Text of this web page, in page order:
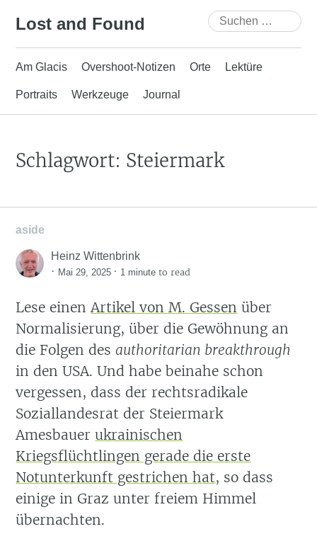
Lost and Found
Suchen
nach:
Am Glacis Overshoot-Notizen Orte Lektüre
Portraits Werkzeuge Journal
Schlagwort: Steiermark
aside
Heinz Wittenbrink
· Mai 29, 2025 · 1 minute to read
Lese einenArtikel von M. Gessen über
Normalisierung, über die Gewöhnung an
die Folgen desauthoritarian breakthrough
in den USA. Und habe beinahe schon
vergessen, dass der rechtsradikale
Soziallandesrat der Steiermark
Amesbauerukrainischen
Kriegsflüchtlingen gerade die erste
Notunterkunft gestrichen hat, so dass
einige in Graz unter freiem Himmel
übernachten.